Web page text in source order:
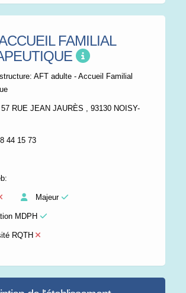
FAMILIAL
AFT adulte - Accueil Familial
RUE JEAN JAURÈS , 93130 NOISY-
44 15 73
Majeur
MDPH
RQTH